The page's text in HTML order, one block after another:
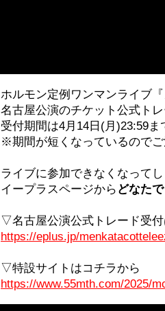
ホルモン定例ワンマンライブ
名古屋公演のチケット公式ト
受付期間は4月14日(月)23:59ま
※期間が短くなっているので
ライブに参加できなくなって
イープラスページから どなた
▽名古屋公演公式トレード受
https://eplus.jp/
▽特設サイトはコチラから
https://www.55mth.com/2025/